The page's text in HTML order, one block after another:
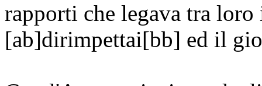
rapporti che legava tra loro
[ab]dirimpettai[bb] ed il